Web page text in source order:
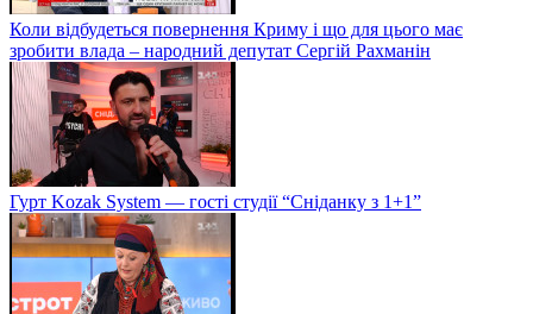
Коли відбудеться повернення Криму і що для цього має
зробити влада – народний депутат Сергій Рахманін
Гурт Kozak System — гості студії “Сніданку з 1+1”